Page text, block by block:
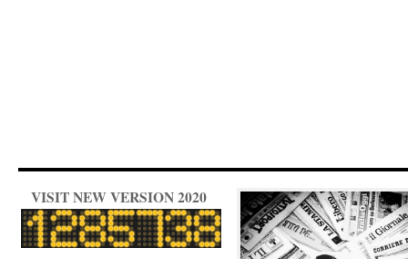
VISIT NEW VERSION 2020